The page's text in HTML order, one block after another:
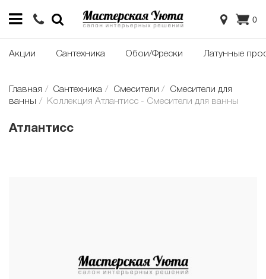
0
Акции Сантехника Обои/Фрески Латунные
Главная Сантехника Смесители
Смесители для
ванны
Коллекция Атлантисс - Смесители для ванны
Атлантисс